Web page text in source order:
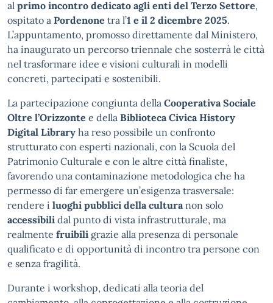
al primo incontro dedicato agli enti del Terzo Settore,
ospitato a Pordenone tra l’1 e il 2 dicembre 2025.
L’appuntamento, promosso direttamente dal Ministero,
ha inaugurato un percorso triennale che sosterrà le città
nel trasformare idee e visioni culturali in modelli
concreti, partecipati e sostenibili.
La partecipazione congiunta della Cooperativa Sociale
Oltre l’Orizzonte e della Biblioteca Civica History
Digital Library ha reso possibile un confronto
strutturato con esperti nazionali, con la Scuola del
Patrimonio Culturale e con le altre città finaliste,
favorendo una contaminazione metodologica che ha
permesso di far emergere un’esigenza trasversale:
rendere i luoghi pubblici della culturanon solo
accessibili dal punto di vista infrastrutturale, ma
realmente fruibili grazie alla presenza di personale
qualificato e di opportunità di incontro tra persone con
e senza fragilità.
Durante i workshop, dedicati alla teoria del